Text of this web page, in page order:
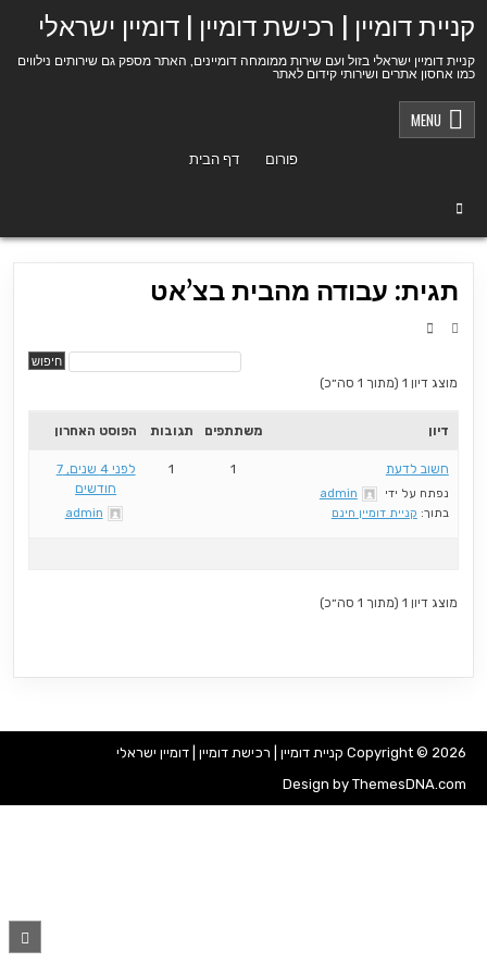
קניית דומיין | רכישת דומיין | דומיין ישראלי
קניית דומיין ישראלי בזול ועם שירות ממומחה דומיינים, האתר מספק גם שירותים נילווים
כמו אחסון אתרים ושירותי קידום לאתר
MENU
דף הבית
פורום
תגית: עבודה מהבית בצ’אט
מוצג דיון 1 (מתוך 1 סה״כ)
דיון משתתפים תגובות הפוסט האחרון
חשוב לדעת
נפתח על ידי
admin
בתוך: קניית דומיין חינם
1
1
לפני 4 שנים, 7
חודשים
admin
מוצג דיון 1 (מתוך 1 סה״כ)
Copyright © 2026 קניית דומיין | רכישת דומיין | דומיין ישראלי
Design by ThemesDNA.com
TO